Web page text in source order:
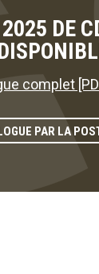
DE
complet
PAR LA